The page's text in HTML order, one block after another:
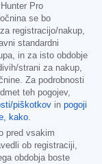
Pro
se bo
registracijo/nakup,
standardni
in za isto obdobje
strani za nakup,
Za podrobnosti
teh pogojev,
piškotkov in pogoji
kako.
pred vsakim
ob registraciji,
obdobja boste